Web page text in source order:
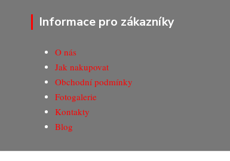
Informace pro zákazníky
O nás
Jak nakupovat
Obchodní podmínky
Fotogalerie
Kontakty
Blog